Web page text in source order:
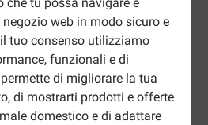
che tu possa navigare e
web in modo sicuro e
tuo consenso utilizziamo
funzionali e di
di migliorare la tua
di mostrarti prodotti e offerte
domestico e di adattare
vitamine e minerali di alta
razze ed età